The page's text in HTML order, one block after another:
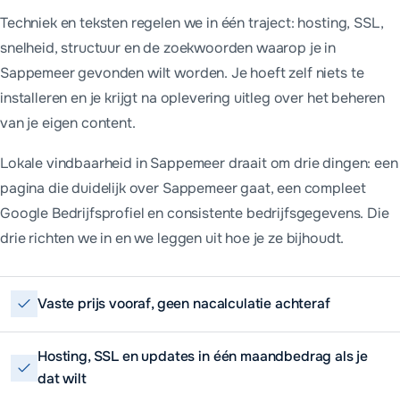
Techniek en teksten regelen we in één traject: hosting, SSL,
snelheid, structuur en de zoekwoorden waarop je in
Sappemeer gevonden wilt worden. Je hoeft zelf niets te
installeren en je krijgt na oplevering uitleg over het beheren
van je eigen content.
Lokale vindbaarheid in Sappemeer draait om drie dingen: een
pagina die duidelijk over Sappemeer gaat, een compleet
Google Bedrijfsprofiel en consistente bedrijfsgegevens. Die
drie richten we in en we leggen uit hoe je ze bijhoudt.
Vaste prijs vooraf, geen nacalculatie achteraf
Hosting, SSL en updates in één maandbedrag als je
dat wilt